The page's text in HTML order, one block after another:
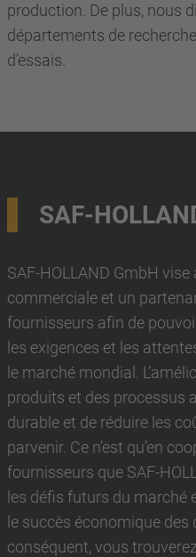
production. De plus, nous
départements de
d’essais.
SAF-
SAF-HOLLAND GmbH
commerciale et un
fournisseurs afin de
les exigences et les
le marché mondial.
produits et des processus
durable et de réduire les
parvenir. Ce n’est qu’en
fournisseurs que SAF-
les défis futurs du marché
le succès économique des
conséquent, vous